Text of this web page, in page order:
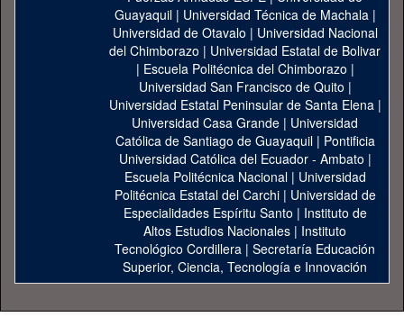
Guayaquil| Universidad Técnica de Machala|
Universidad de Otavalo | Universidad Nacional
del Chimborazo | Universidad Estatal de Bolivar
| Escuela Politécnica del Chimborazo |
Universidad San Francisco de Quito |
Universidad Estatal Peninsular de Santa Elena|
Universidad Casa Grande | Universidad
Católica de Santiago de Guayaquil| Pontificia
Universidad Católica del Ecuador - Ambato |
Escuela Politécnica Nacional| Universidad
Politécnica Estatal del Carchi| Universidad de
Especialidades Espíritu Santo | Instituto de
Altos Estudios Nacionales | Instituto
Tecnológico Cordillera | Secretaría Educación
Superior, Ciencia, Tecnología e Innovación